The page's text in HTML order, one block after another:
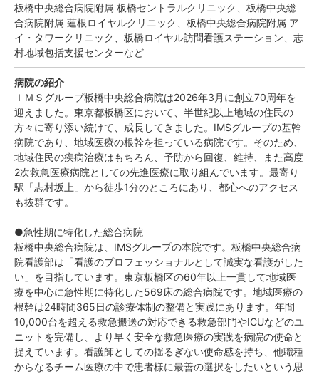
板橋中央総合病院附属 板橋セントラルクリニック、板橋中央総
合病院附属 蓮根ロイヤルクリニック、板橋中央総合病院附属 ア
イ・タワークリニック、板橋ロイヤル訪問看護ステーション、志
村地域包括支援センターなど
病院の紹介
ＩＭＳグループ板橋中央総合病院は2026年3月に創立70周年を
迎えました。東京都板橋区において、半世紀以上地域の住民の
方々に寄り添い続けて、成長してきました。IMSグループの基幹
病院であり、地域医療の根幹を担っている病院です。そのため、
地域住民の疾病治療はもちろん、予防から回復、維持、また高度
2次救急医療病院としての先進医療に取り組んでいます。最寄り
駅「志村坂上」から徒歩1分のところにあり、都心へのアクセス
も抜群です。
●急性期に特化した総合病院
板橋中央総合病院は、IMSグループの本院です。板橋中央総合病
院看護部は「看護のプロフェッショナルとして誠実な看護がした
い」を目指しています。東京板橋区の60年以上一貫して地域医
療を中心に急性期に特化した569床の総合病院です。地域医療の
根幹は24時間365日の診療体制の整備と実践にあります。年間
10,000台を超える救急搬送の対応できる救急部門やICUなどのユ
ニットを完備し、より早く安全な救急医療の実践を病院の使命と
捉えています。看護師としての揺るぎない使命感を持ち、他職種
からなるチーム医療の中で患者様に最善の選択をしたいという思